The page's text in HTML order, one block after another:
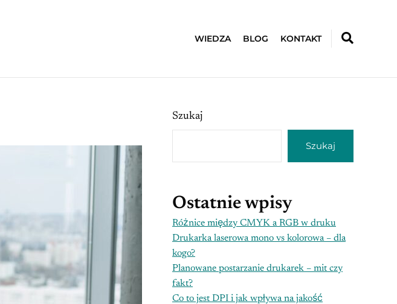
WIEDZA BLOG KONTAKT
Szukaj
Szukaj
Ostatnie wpisy
Różnice między CMYK a RGB w druku
Drukarka laserowa mono vs kolorowa – dla
kogo?
Planowane postarzanie drukarek – mit czy
fakt?
Co to jest DPI i jak wpływa na jakość